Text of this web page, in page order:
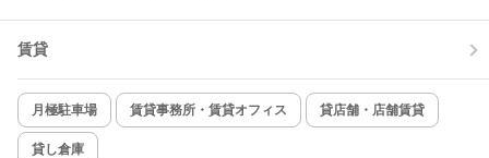
賃貸
月極駐車場 賃貸事務所・賃貸オフィス 貸店舗・店舗賃貸
貸し倉庫